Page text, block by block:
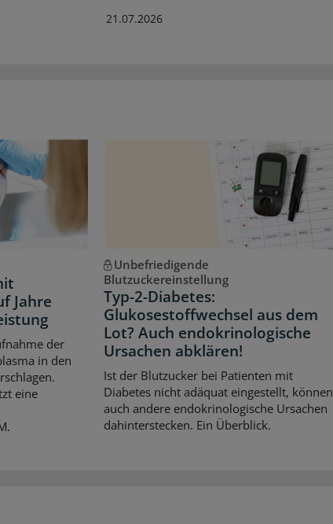
21.07.2026
Jahre
der
in den
eine
Unbefriedigende
Blutzuckereinstellung
Typ-2-Diabetes:
Glukosestoffwechsel aus dem
Lot? Auch endokrinologische
Ursachen abklären!
Ist der Blutzucker bei Patienten mit
Diabetes nicht adäquat eingestellt, können
auch andere endokrinologische Ursachen
dahinterstecken. Ein Überblick.